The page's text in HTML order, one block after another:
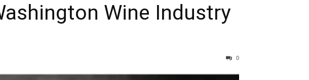
Wine Industry
0